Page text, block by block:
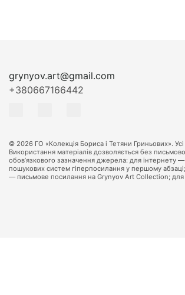
grynyov.art@gmail.com
+380667166442
© 2026 ГО «Колекція Бориса і Тетяни Гриньових».
Використання матеріалів дозволяється без
обов’язкового зазначення джерела: для інтернету
пошукових систем гіперпосилання у першому
— письмове посилання на Grynyov Art Collection;